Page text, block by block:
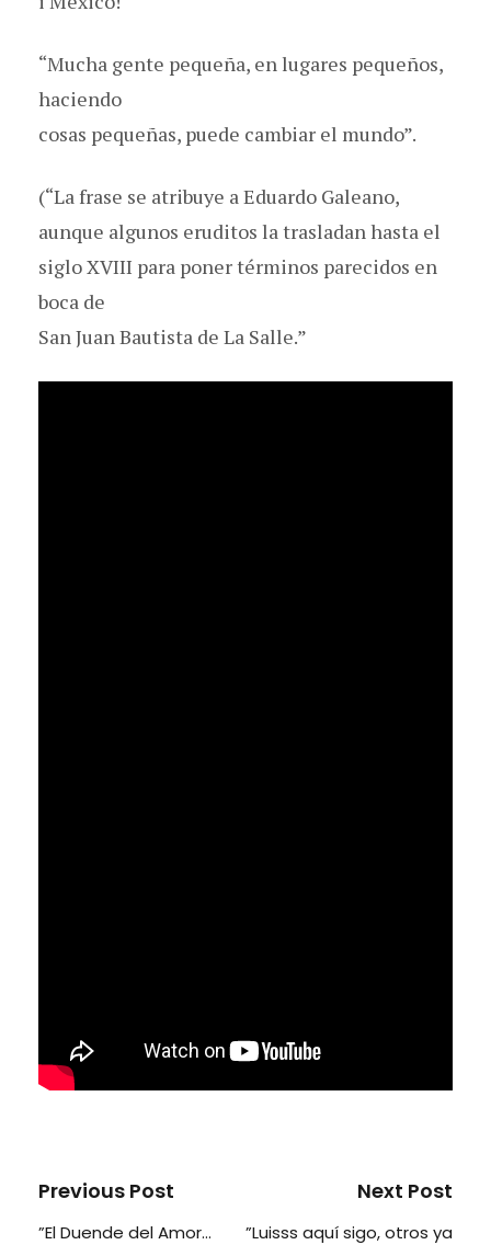
“Mucha gente pequeña, en lugares pequeños,
haciendo
cosas pequeñas, puede cambiar el mundo”.
(“La frase se atribuye a Eduardo Galeano,
aunque algunos eruditos la trasladan hasta el
siglo XVIII para poner términos parecidos en
boca de
San Juan Bautista de La Salle.”
Previous Post
”El Duende del Amor…
Next Post
”Luisss aquí sigo, otros ya